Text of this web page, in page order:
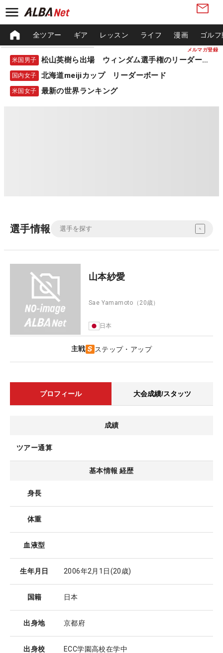
メルマガ登録
全ツアー ギア レッスン ライフ 漫画 ゴル
米国男子 松山英樹ら出場 ウィンダム選手権のリーダーボード
国内女子 北海道meijiカップ リーダーボード
米国女子 最新の世界ランキング
選手情報
山本紗愛
Sae Yamamoto （20歳）
日本
主戦 ステップ・アップ
プロフィール 大会成績/スタッツ
成績
ツアー通算
基本情報 経歴
身長
体重
血液型
生年月日 2006年2月1日(20歳)
国籍 日本
出身地 京都府
出身校 ECC学園高校在学中